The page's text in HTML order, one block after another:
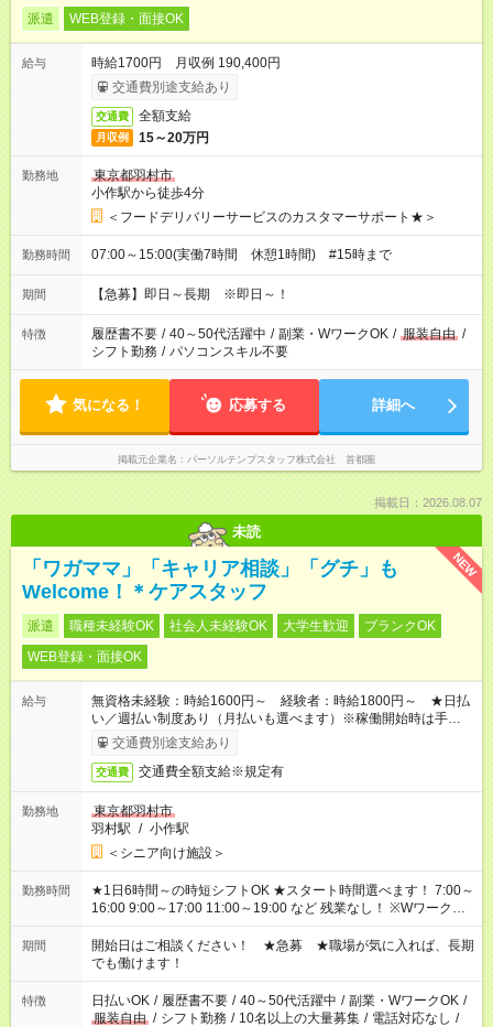
派遣 WEB登録・面接OK
給与
時給1700円 月収例 190,400円
交通費別途支給あり
交通費 全額支給
月収例 15～20万円
勤務地
東京都羽村市
小作駅から徒歩4分
＜フードデリバリーサービスのカスタマーサポート★＞
勤務時間 07:00～15:00(実働7時間 休憩1時間) #15時まで
期間 【急募】即日～長期 ※即日～！
特徴 履歴書不要 / 40～50代活躍中 / 副業・WワークOK / 服装自由 /
シフト勤務 / パソコンスキル不要
気になる！ 応募する 詳細へ
掲載元企業名 パーソルテンプスタッフ株式会社 首都圏
掲載日：2026.08.07
未読
NEW
「ワガママ」「キャリア相談」「グチ」も
Welcome！＊ケアスタッフ
派遣 職種未経験OK 社会人未経験OK 大学生歓迎
ブランクOK
WEB登録・面接OK
給与
無資格未経験：時給1600円～ 経験者：時給1800円～ ★日払
い／週払い制度あり（月払いも選べます）※稼働開始時は手続き
完了次第のお支払いとなります。
交通費別途支給あり
交通費 交通費全額支給※規定有
勤務地
東京都羽村市
羽村駅 / 小作駅
＜シニア向け施設＞
勤務時間
★1日6時間～の時短シフトOK ★スタート時間選べます！ 7:00～
16:00 9:00～17:00 11:00～19:00 など 残業なし！ ※Wワークの
場合、他のお仕事と合わせ週40時間超の就業はご案内できませ
ん ※法令に基づき、週20時間以上勤務は社会保険への加入対象
となります ※労働者派遣法（日雇い派遣の原則禁止）により、
短時間・短期間の就業はご案内が難しい場合があります
期間
開始日はご相談ください！ ★急募 ★職場が気に入れば、長期
でも働けます！
特徴 日払いOK / 履歴書不要 / 40～50代活躍中 / 副業・WワークOK /
服装自由 / シフト勤務 / 10名以上の大量募集 / 電話対応なし /